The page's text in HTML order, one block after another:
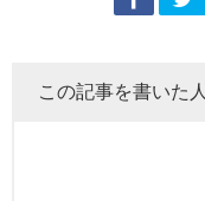
この記事を書いた人